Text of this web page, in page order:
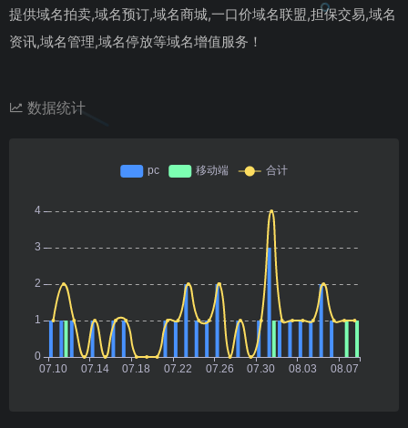
提供域名拍卖,域名预订,域名商城,一口价域名联盟,担保交易,域名
资讯,域名管理,域名停放等域名增值服务！
数据统计